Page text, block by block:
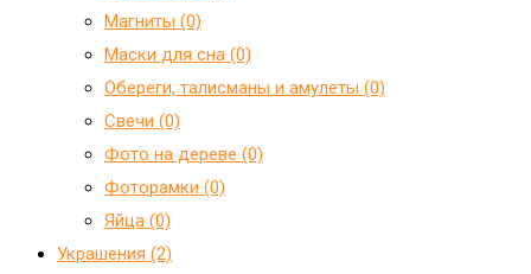
Магниты (0)
Маски для сна (0)
Обереги, талисманы и амулеты (0)
Свечи (0)
Фото на дереве (0)
Фоторамки (0)
Яйца (0)
Украшения (2)